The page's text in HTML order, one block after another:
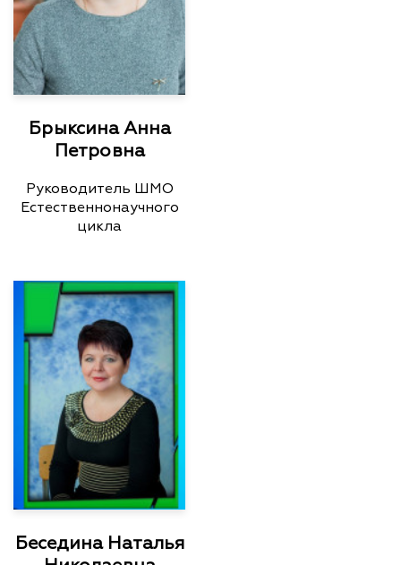
Брыксина Анна
Петровна
Руководитель ШМО
Естественнонаучного
цикла
Беседина Наталья